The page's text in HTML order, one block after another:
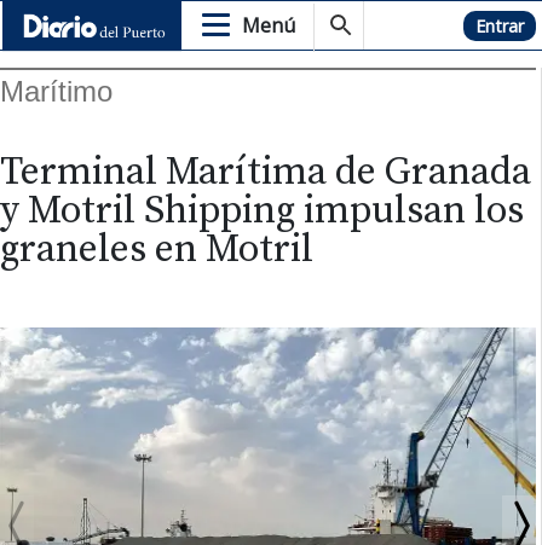
Menú Hemeroteca Entrar
Marítimo
Terminal Marítima de Granada
y Motril Shipping impulsan los
graneles en Motril